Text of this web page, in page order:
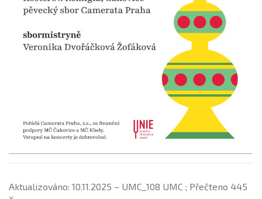
Aktualizováno: 10.11.2025 – UMC_108 UMC ; Přečteno 445